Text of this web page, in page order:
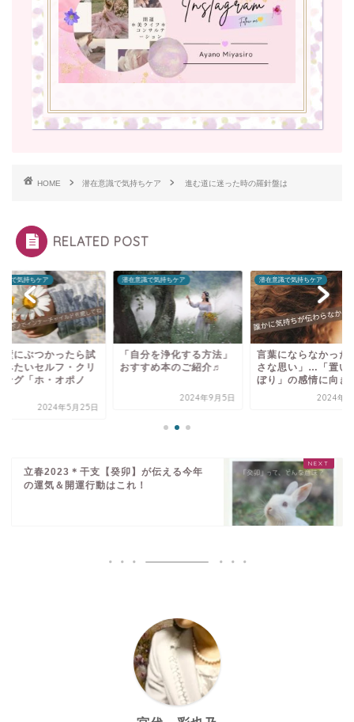
HOME 潜在意識で気持ちケア 進む道に迷った時の羅針盤は
RELATED POST
識で気持ちケア
分を浄化する方法」
すめ本のご紹介♬
潜在意識で気持ちケア
言葉にならなかった「小
さな思い」…「置いてけ
2024年8月9日
潜在意識で気持ちケア
心が壁にぶつかった
してみたいセルフ・
ーニング「ホ・オポ
立春2023＊干支【癸卯】が伝える今年
の運気＆開運行動はこれ！